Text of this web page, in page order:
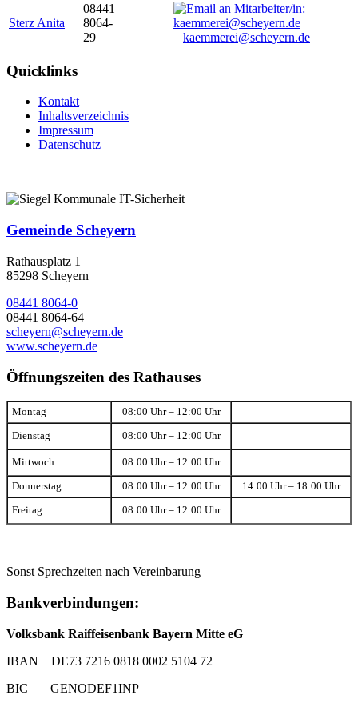
Sterz Anita
08441
8064-
29
kaemmerei@scheyern.de
Quicklinks
Kontakt
Inhaltsverzeichnis
Impressum
Datenschutz
Gemeinde Scheyern
Rathausplatz 1
85298 Scheyern
08441 8064-0
08441 8064-64
scheyern@scheyern.de
www.scheyern.de
Öffnungszeiten des Rathauses
Montag 08:00 Uhr – 12:00 Uhr
Dienstag 08:00 Uhr – 12:00 Uhr
Mittwoch 08:00 Uhr – 12:00 Uhr
Donnerstag 08:00 Uhr – 12:00 Uhr 14:00 Uhr – 18:00 Uhr
Freitag 08:00 Uhr – 12:00 Uhr
Sonst Sprechzeiten nach Vereinbarung
Bankverbindungen:
Volksbank Raiffeisenbank Bayern Mitte eG
IBAN DE73 7216 0818 0002 5104 72
BIC GENODEF1INP